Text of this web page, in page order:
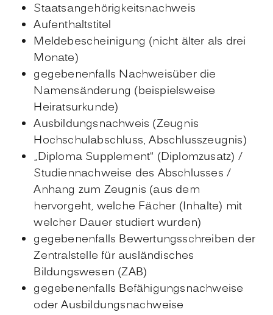
Staatsangehörigkeitsnachweis
Aufenthaltstitel
Meldebescheinigung (nicht älter als drei
Monate)
gegebenenfalls Nachweisüber die
Namensänderung (beispielsweise
Heiratsurkunde)
Ausbildungsnachweis (Zeugnis
Hochschulabschluss, Abschlusszeugnis)
„Diploma Supplement“ (Diplomzusatz) /
Studiennachweise des Abschlusses /
Anhang zum Zeugnis (aus dem
hervorgeht, welche Fächer (Inhalte) mit
welcher Dauer studiert wurden)
gegebenenfalls Bewertungsschreiben der
Zentralstelle für ausländisches
Bildungswesen (ZAB)
gegebenenfalls Befähigungsnachweise
oder Ausbildungsnachweise